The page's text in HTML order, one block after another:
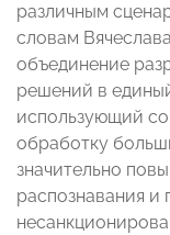
различным
словам
объединение
решений в
использующий
обработку
значительно
распознавания и